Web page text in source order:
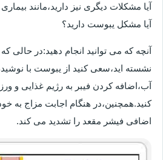
آیا مشکلات دیگری نیز دارید،مانند
آیا مشکل یبوست دارید؟
آنچه که می توانید انجام دهید:در حالی که
نشسته اید،سعی کنید از یبوست با
آب،اضافه کردن فیبر به رژیم غذایی و
کنید.همچنین،در هنگام اجابت مزاج به
اضافی فیشر مقعد را تشدید می کند.